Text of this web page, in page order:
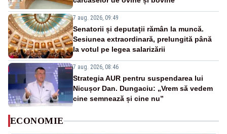
7 aug. 2026, 09:49
Senatorii și deputații rămân la muncă.
Sesiunea extraordinară, prelungită până
la votul pe legea salarizării
7 aug. 2026, 08:46
Strategia AUR pentru suspendarea lui
Nicușor Dan. Dungaciu: „Vrem să vedem
cine semnează și cine nu”
ECONOMIE